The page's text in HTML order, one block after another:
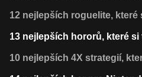
12 nejlepších roguelite, které
13 nejlepších hororů, které
10 nejlepších 4X strategií,